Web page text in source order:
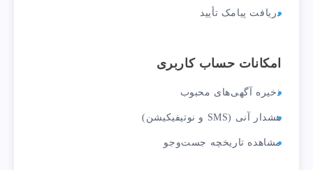
دریافت پیامک تأیید
امکانات حساب کاربری
ذخیره آگهی‌های محبوب
هشدار آنی (SMS و نوتیفیکیشن)
مشاهده تاریخچه جست‌وجو